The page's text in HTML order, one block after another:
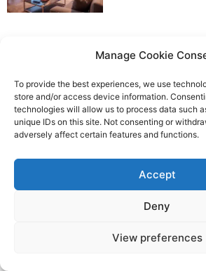
Manage Cookie
To provide the best experiences, we use
store and/or access device information.
technologies will allow us to process data such
unique IDs on this site. Not consenting or
adversely affect certain features and functions.
Accept
Deny
View preferences
IPTV Atlas Pro
Zapping Rapide
France
IP Atlas :